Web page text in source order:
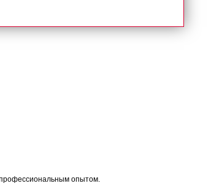
профессиональным опытом.